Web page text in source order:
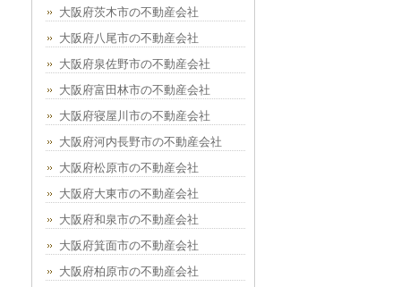
大阪府茨木市の不動産会社
大阪府八尾市の不動産会社
大阪府泉佐野市の不動産会社
大阪府富田林市の不動産会社
大阪府寝屋川市の不動産会社
大阪府河内長野市の不動産会社
大阪府松原市の不動産会社
大阪府大東市の不動産会社
大阪府和泉市の不動産会社
大阪府箕面市の不動産会社
大阪府柏原市の不動産会社